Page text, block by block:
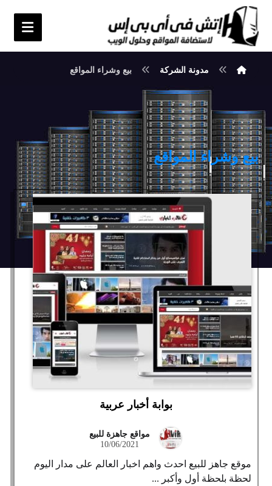
مدونة الشركة بيع وشراء المواقع
بيع وشراء المواقع
بوابة أخبار عربية
مواقع جاهزة للبيع
10/06/2021
موقع جاهز للبيع احدث واهم اخبار العالم على مدار اليوم
لحظة بلحظة أول وأكبر ...